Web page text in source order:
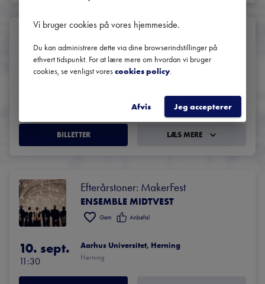
Efterårstoner: Holstebro Pride
ENSEMBLE MIDTVEST
Gem Anbefal
BILLETTER LÆS MERE
Efterårstoner: MakerFest
ENSEMBLE MIDTVEST
Gem Anbefal
10. sept.
11:30
Aarhus Universitet, Herning
Herning
Vi bruger cookies på vores hjemmeside.
Du kan administrere dette via dine browserindstillinger på
ethvert tidspunkt. For at lære mere om hvordan vi bruger
cookies, se venligst vorescookies policy.
Afvis Jeg accepterer